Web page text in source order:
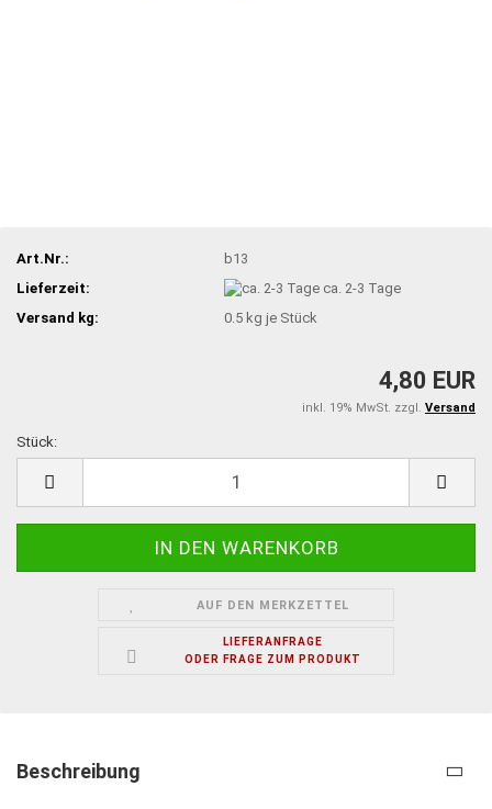
Art.Nr.:
b13
Lieferzeit:
ca. 2-3 Tage
Versand kg:
0.5 kg je Stück
4,80 EUR
inkl. 19% MwSt. zzgl. Versand
Stück:
AUF DEN MERKZETTEL
LIEFERANFRAGE
ODER FRAGE ZUM PRODUKT
Beschreibung